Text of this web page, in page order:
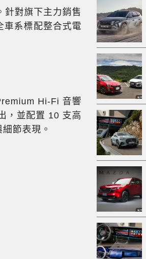
對旗下主力銷售
車系標配整合式電
Hi-Fi 音響
，並配置 10 支高
節表現。